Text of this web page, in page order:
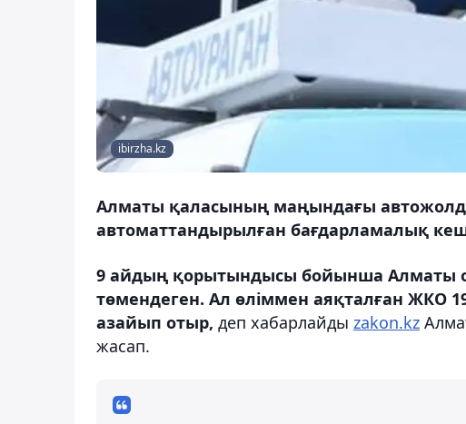
ibirzha.kz
Алматы қаласының маңындағы
автоматтандырылған бағдарламалық
9 айдың қорытындысы бойынша Алматы
төмендеген. Ал өліммен аяқталған ЖКО
азайып отыр, деп хабарлайды zakon.kz
жасап.